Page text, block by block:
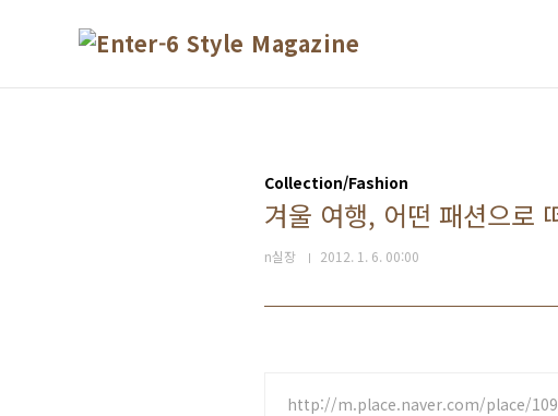
Collection/Fashion
겨울 여행, 어떤 패션으로
n실장 2012. 1. 6. 00:00
http://m.place.naver.com/place/